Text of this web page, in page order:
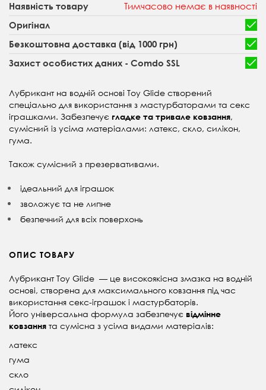
Наявність товару Тимчасово немає в наявності
Оригінал
Безкоштовна доставка (від 1000 грн)
Захист особистих даних - Comdo SSL
Лубрикант на водній основі Toy Glide створений
спеціально для використання з мастурбаторами та секс
іграшками. Забезпечує гладке та тривале ковзання,
сумісний із усіма матеріалами: латекс, скло, силікон,
гума.
Також сумісний з презервативами.
ідеальний для іграшок
зволожує та не липне
безпечний для всіх поверхонь
ОПИС ТОВАРУ
Лубрикант Toy Glide — це високоякісна змазка на водній
основі, створена для максимального ковзання під час
використання секс-іграшок і мастурбаторів.
Його універсальна формула забезпечує відмінне
ковзання та сумісна з усіма видами матеріалів:
латекс
гума
скло